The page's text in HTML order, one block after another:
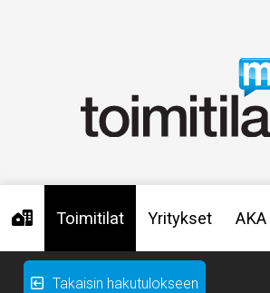
Toimitilat Yritykset AKA
Takaisin hakutulokseen